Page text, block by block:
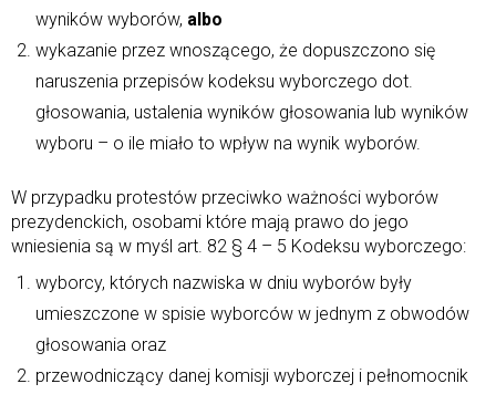
wyników wyborów, albo
wykazanie przez wnoszącego, że dopuszczono się
naruszenia przepisów kodeksu wyborczego dot.
głosowania, ustalenia wyników głosowania lub wyników
wyboru – o ile miało to wpływ na wynik wyborów.
W przypadku protestów przeciwko ważności wyborów
prezydenckich, osobami które mają prawo do jego
wniesienia są w myśl art. 82 § 4 – 5 Kodeksu wyborczego:
wyborcy, których nazwiska w dniu wyborów były
umieszczone w spisie wyborców w jednym z obwodów
głosowania oraz
przewodniczący danej komisji wyborczej i pełnomocnik